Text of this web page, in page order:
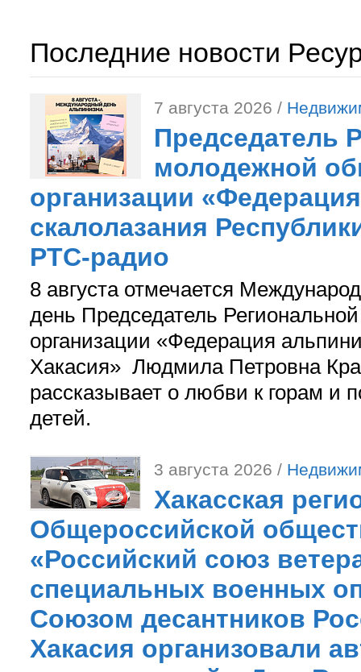
Последние новости
7 августа 2026 /
Председатель
молодежной
организации
скалолазания
РТС-радио
8 августа отмечается
день Председатель
организации «Федерация
Хакасия» Людмила Петровна
рассказывает о любви к горам и
детей.
3 августа 2026 /
Хакасская
Общероссийской
«Российский союз
специальных военных
Союзом десантников
Хакасия организовали